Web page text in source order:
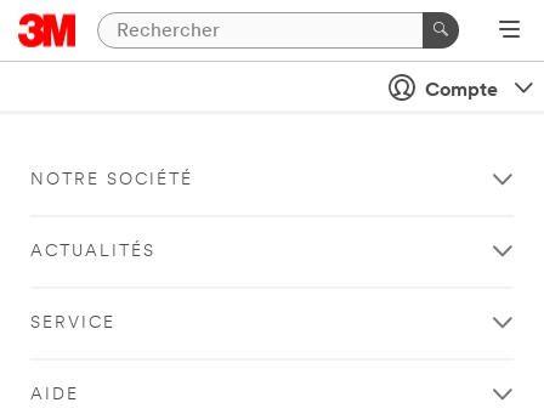
Compte
NOTRE SOCIÉTÉ
ACTUALITÉS
SERVICE
AIDE